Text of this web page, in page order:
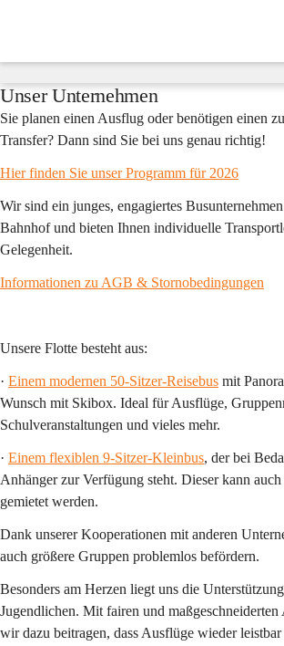
nach
und
mehr...
Unser Unternehmen
Sie planen einen Ausflug oder benötigen einen
Transfer? Dann sind Sie bei uns genau richtig!
Hier finden Sie unser Programm für 2026
Wir sind ein junges, engagiertes
Bahnhof und bieten Ihnen individuelle
Gelegenheit.
Informationen zu AGB & Stornobedingungen
Unsere Flotte besteht aus:
· Einem modernen 50-Sitzer-Reisebus mit
Wunsch mit Skibox. Ideal für Ausflüge,
Schulveranstaltungen und vieles mehr.
· Einem flexiblen 9-Sitzer-Kleinbus, der bei
Anhänger zur Verfügung steht. Dieser kann
gemietet werden.
Dank unserer Kooperationen mit anderen
auch größere Gruppen problemlos befördern.
Besonders am Herzen liegt uns die
Jugendlichen. Mit fairen und maßgeschneiderten
wir dazu beitragen, dass Ausflüge wieder